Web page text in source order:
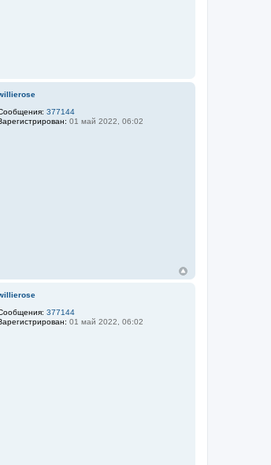
377144
01 май 2022, 06:02
377144
01 май 2022, 06:02